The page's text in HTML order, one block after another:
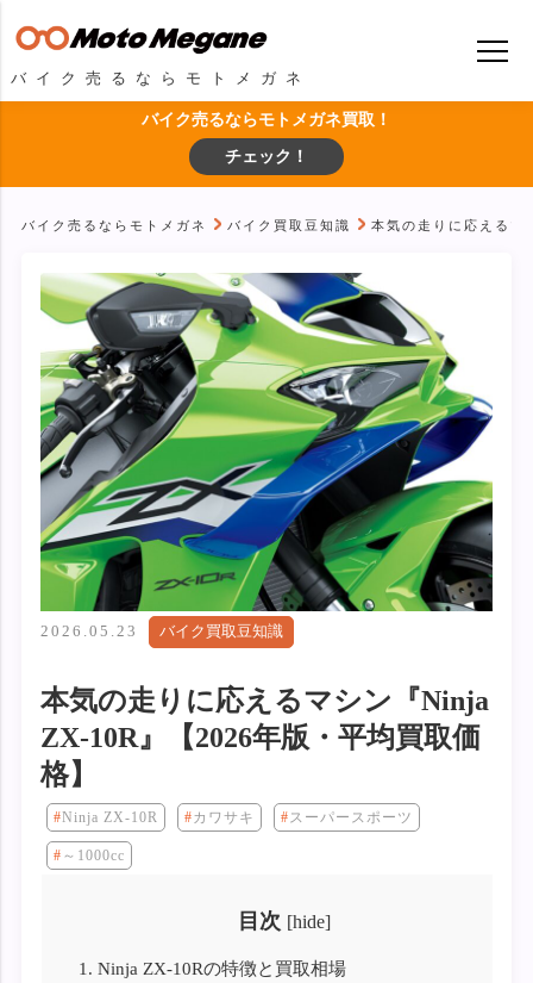
バイク売るならモトメガネ
バイク売るならモトメガネ買取！
チェック！
バイク売るならモトメガネ バイク買取豆知識 本気の走りに応える
2026.05.23 バイク買取豆知識
本気の走りに応えるマシン『Ninja
ZX-10R』【2026年版・平均買取価
格】
Ninja ZX-10R カワサキ スーパースポーツ
～1000cc
目次 [hide]
1. Ninja ZX-10Rの特徴と買取相場